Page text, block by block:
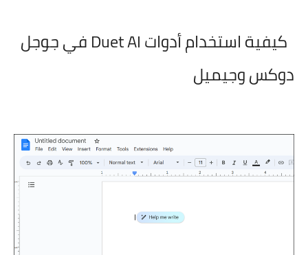
كيفية استخدام أدوات Duet AI في جوجل
دوكس وجيميل